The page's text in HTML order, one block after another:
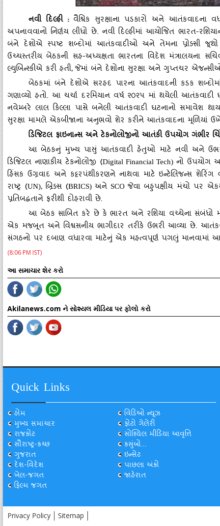
નવી દિલ્હી : વૈશ્વિક સુરક્ષાના પડકારો અને
અપનાવવાનો નિર્ણય લીધો છે. નવી દિલ્હીમાં આયોજિત ભારત-
બંને દેશોએ સ્પષ્ટ શબ્દોમાં આતંકવાદીઓ અને તેમના પ્રોક્સી જૂથો
ઉચ્ચસ્તરીય બેઠકની સહ-અધ્યક્ષતા ભારતના વિદેશ મંત્રાલયના
લ્યુબિન્સ્કીએ કરી હતી, જેમાં બંને દેશોના સુરક્ષા અને ગુપ્તચર
બેઠકમાં બંને દેશોએ સરહદ પારના આતંકવાદની કડક
ગણાવ્યો હતો. આ ચર્ચા દરમિયાન વર્ષ ૨૦૨૫ માં થયેલી આતંકવાદી
નવેમ્બરે લાલ કિલ્લા પાસે બનેલી આતંકવાદી ઘટનાનો સમાવેશ
સુરક્ષા મામલે એકબીજાના અનુભવો શેર કરીને આતંકવાદના મૂળિયાં
ડિજિટલ ફાઇનાન્સ અને ટેકનોલોજીનો આતંકી ઉપયોગ ગંભીર
આ બેઠકનું મુખ્ય પાસું આતંકવાદી હેતુઓ માટે નવી અને ઉભરતી
ડિજિટલ નાણાકીય ટેકનોલોજી (Digital Financial Tech) નો ઉપયોગ
હિંસક ઉગ્રવાદ અને કટ્ટરપંથીકરણને નાથવા માટે ઇન્ટેલિજન્સ
રાષ્ટ્ર (UN), બ્રિક્સ (BRICS) અને SCO જેવા બહુપક્ષીય મંચો પર
પ્રતિબદ્ધતાને ફરીથી દોહરાવી છે.
આ બેઠક સાબિત કરે છે કે ભારત અને રશિયા વચ્ચેના સંબંધો
એક મજબૂત અને વિશ્વસનીય ભાગીદાર તરીકે ઉભરી આવ્યા છે.
સંગઠનો પર દબાણ વધારવા માટેનું એક મહત્વપૂર્ણ પગલું માનવામાં
(8:06 PM IST)
આ સમાચાર શેર કરો
Akilanews.com ને સોશ્યલ મીડિયા પર ફોલો કરો
Quick Links
હોમ
મુખ્ય સમાચાર
રાજકોટ
સૌરાષ્ટ્ર-કચ્છ
ગુજરાત
દેશ-વિદેશ
ખેલ-જગત
ફિલ્મ જગત
વિડિઓ ન્યૂઝ
ફોટો ગેલેરી
સોશ્યિલ મીડિયા આવૃત્તિ
કસુંબો...
ઇન્સેટ
પાછલા અંકો
જાહેરાત
Privacy Policy Sitemap